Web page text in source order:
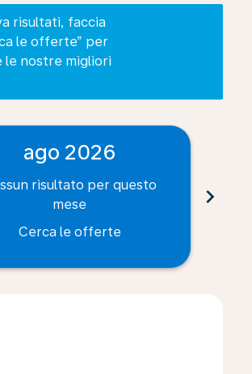
risultati, faccia
le offerte” per
le nostre migliori
ago 2026
risultato per questo
mese
Cerca le offerte
chevron_right